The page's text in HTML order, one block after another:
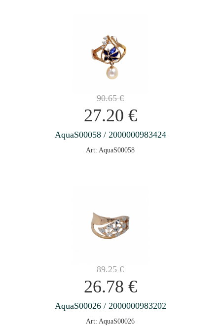
90.65€
27.20 €
AquaS00058 / 2000000983424
Art: AquaS00058
89.25€
26.78 €
AquaS00026 / 2000000983202
Art: AquaS00026